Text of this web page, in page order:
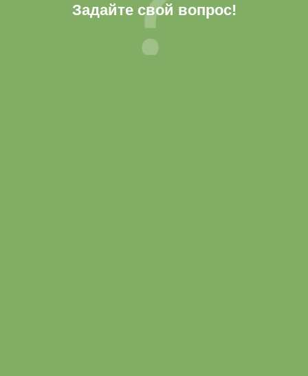
Задайте свой вопрос!